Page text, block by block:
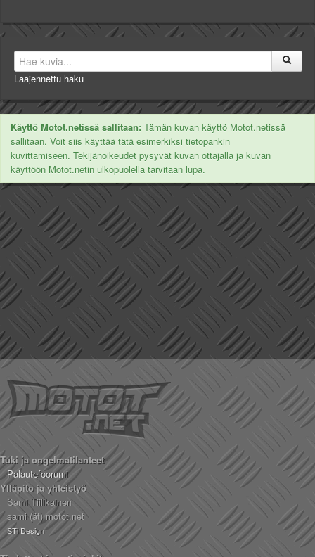
Laajennettu haku
Käyttö Motot.netissä sallitaan: Tämän kuvan käyttö Motot.netissä
sallitaan. Voit siis käyttää tätä esimerkiksi tietopankin
kuvittamiseen. Tekijänoikeudet pysyvät kuvan ottajalla ja kuvan
käyttöön Motot.netin ulkopuolella tarvitaan lupa.
Tuki ja ongelmatilanteet
Palautefoorumi
Ylläpito ja yhteistyö
Sami Tiilikainen
sami (ät) motot.net
STi Design